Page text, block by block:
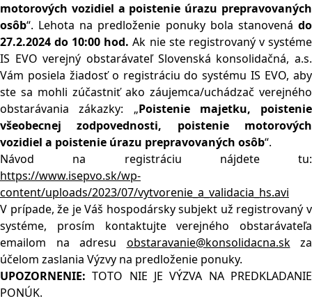
motorových vozidiel a poistenie úrazu prepravovaných
osôb“. Lehota na predloženie ponuky bola stanovená do
27.2.2024 do 10:00 hod. Ak nie ste registrovaný v systéme
IS EVO verejný obstarávateľ Slovenská konsolidačná, a.s.
Vám posiela žiadosť o registráciu do systému IS EVO, aby
ste sa mohli zúčastniť ako záujemca/uchádzač verejného
obstarávania zákazky: „Poistenie majetku, poistenie
všeobecnej zodpovednosti, poistenie motorových
vozidiel a poistenie úrazu prepravovaných osôb“.
Návod na registráciu nájdete tu:
https://www.isepvo.sk/wp-
content/uploads/2023/07/vytvorenie_a_validacia_hs.avi
V prípade, že je Váš hospodársky subjekt už registrovaný v
systéme, prosím kontaktujte verejného obstarávateľa
emailom na adresu obstaravanie@konsolidacna.skza
účelom zaslania Výzvy na predloženie ponuky.
UPOZORNENIE: TOTO NIE JE VÝZVA NA PREDKLADANIE
PONÚK.